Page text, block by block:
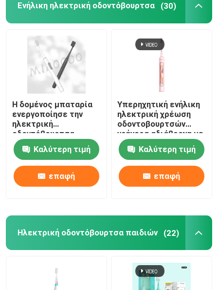
Ενήλικη ηλεκτρική οδοντόβουρτσα (30)
Η δομένος μπαταρία
ενεργοποίησε την
ηλεκτρική
οδοντόβουρτσα
12000 VPM με τις
σκληρές τρίχες της
Dupont
Καλύτερη τιμή
επαφή
Υπερηχητική ενήλικη
ηλεκτρική χρέωση
οδοντοβουρτσών
γρήγορα αδιάβροχη με
4 τρόπους
Καλύτερη τιμή
επαφή
Ηλεκτρική οδοντόβουρτσα παιδιών (22)